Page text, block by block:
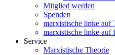
Mitglied werden
Spenden
marxistische linke auf
marxistische linke auf
Service
Marxistische Theorie